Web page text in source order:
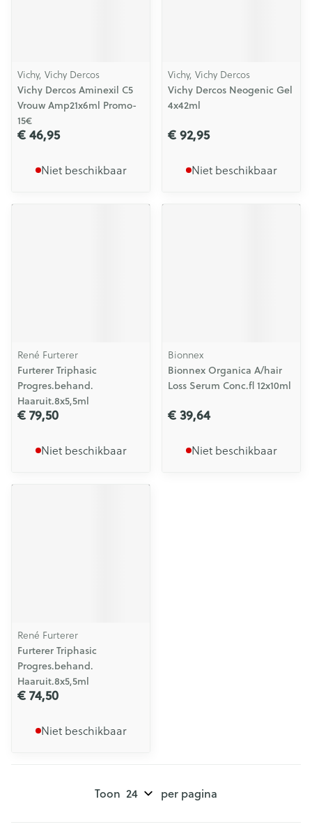
Vichy, Vichy Dercos
Vichy Dercos Aminexil C5
Vrouw Amp21x6ml Promo-
15€
€ 46,95
Niet beschikbaar
Vichy, Vichy Dercos
Vichy Dercos Neogenic Gel
4x42ml
€ 92,95
Niet beschikbaar
René Furterer
Furterer Triphasic
Progres.behand.
Haaruit.8x5,5ml
€ 79,50
Niet beschikbaar
Bionnex
Bionnex Organica A/hair
Loss Serum Conc.fl 12x10ml
€ 39,64
Niet beschikbaar
René Furterer
Furterer Triphasic
Progres.behand.
Haaruit.8x5,5ml
€ 74,50
Niet beschikbaar
Toon per pagina